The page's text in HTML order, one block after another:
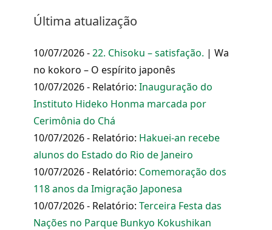
Última atualização
10/07/2026 -22. Chisoku – satisfação. | Wa
no kokoro – O espírito japonês
10/07/2026 - Relatório: Inauguração do
Instituto Hideko Honma marcada por
Cerimônia do Chá
10/07/2026 - Relatório: Hakuei-an recebe
alunos do Estado do Rio de Janeiro
10/07/2026 - Relatório: Comemoração dos
118 anos da Imigração Japonesa
10/07/2026 - Relatório: Terceira Festa das
Nações no Parque Bunkyo Kokushikan